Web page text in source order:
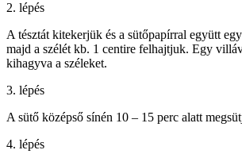
2. lépés
A tésztát kitekerjük és a sütőpapírral együtt
majd a szélét kb. 1 centire felhajtjuk. Egy
kihagyva a széleket.
3. lépés
A sütő középső sínén 10 – 15 perc alatt
4. lépés